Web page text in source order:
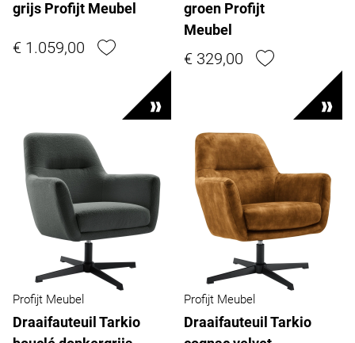
grijs Profijt Meubel
€ 1.059,00
groen Profijt
Meubel
€ 329,00
Profijt Meubel
Draaifauteuil Tarkio
Profijt Meubel
Draaifauteuil Tarkio